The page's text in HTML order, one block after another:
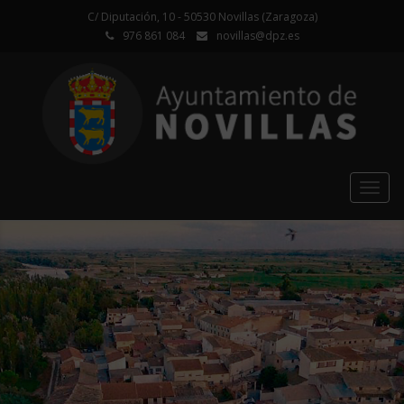
C/ Diputación, 10 - 50530 Novillas (Zaragoza)
976 861 084
novillas@dpz.es